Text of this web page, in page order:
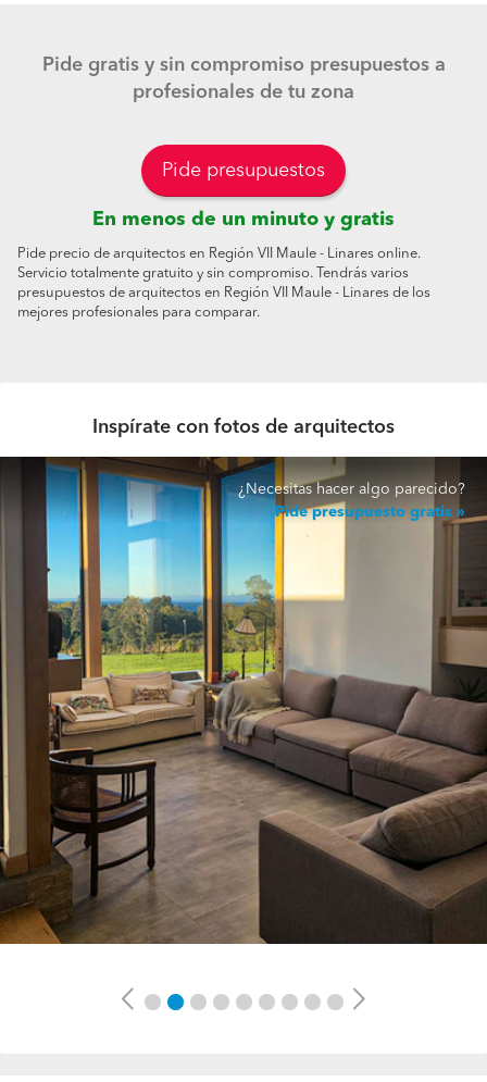
Pide gratis y sin compromiso presupuestos a
profesionales de tu zona
Pide presupuestos
En menos de un minuto y gratis
Pide precio de arquitectos en Región VII Maule - Linares online.
Servicio totalmente gratuito y sin compromiso. Tendrás varios
presupuestos de arquitectos en Región VII Maule - Linares de los
mejores profesionales para comparar.
Inspírate con fotos de arquitectos
¿Necesitas hacer algo parecido?
Pide presupuesto gratis
Previous Next